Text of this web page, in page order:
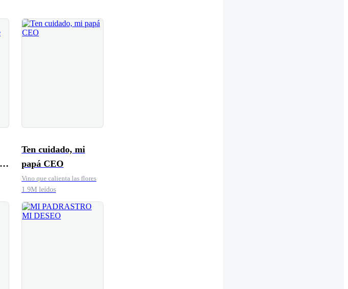
Ten cuidado, mi
papá CEO
Vino que calienta las flores
1.9M leídos